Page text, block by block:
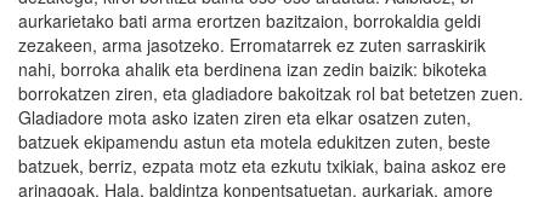
aurkarietako bati arma erortzen bazitzaion, borrokaldia geldi
zezakeen, arma jasotzeko. Erromatarrek ez zuten sarraskirik
nahi, borroka ahalik eta berdinena izan zedin baizik: bikoteka
borrokatzen ziren, eta gladiadore bakoitzak rol bat betetzen zuen.
Gladiadore mota asko izaten ziren eta elkar osatzen zuten,
batzuek ekipamendu astun eta motela edukitzen zuten, beste
batzuek, berriz, ezpata motz eta ezkutu txikiak, baina askoz ere
arinagoak. Hala, baldintza konpentsatuetan, aurkariak, amore